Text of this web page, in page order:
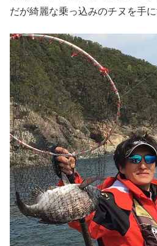
だが綺麗な乗っ込みのチヌを手に